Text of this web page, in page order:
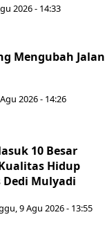
2026 - 14:33
Mengubah Jalan
2026 - 14:26
10 Besar
Hidup
Dedi Mulyadi
9 Agu 2026 - 13:55